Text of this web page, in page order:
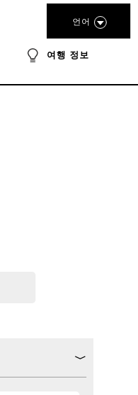
여행 정보
언어